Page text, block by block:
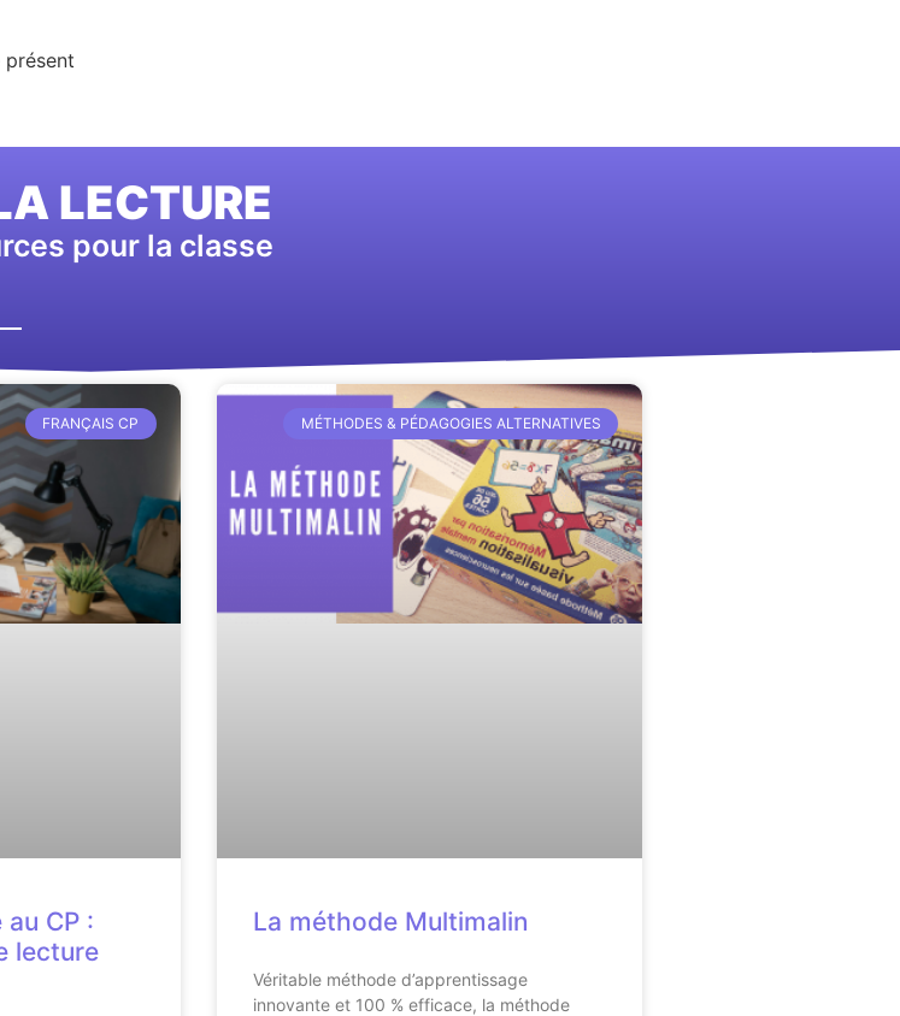
LECTURE
pour la classe
FRANÇAIS CP
CP :
lecture
MÉTHODES & PÉDAGOGIES ALTERNATIVES
La méthode Multimalin
Véritable méthode d’apprentissage
innovante et 100 % efficace, la méthode